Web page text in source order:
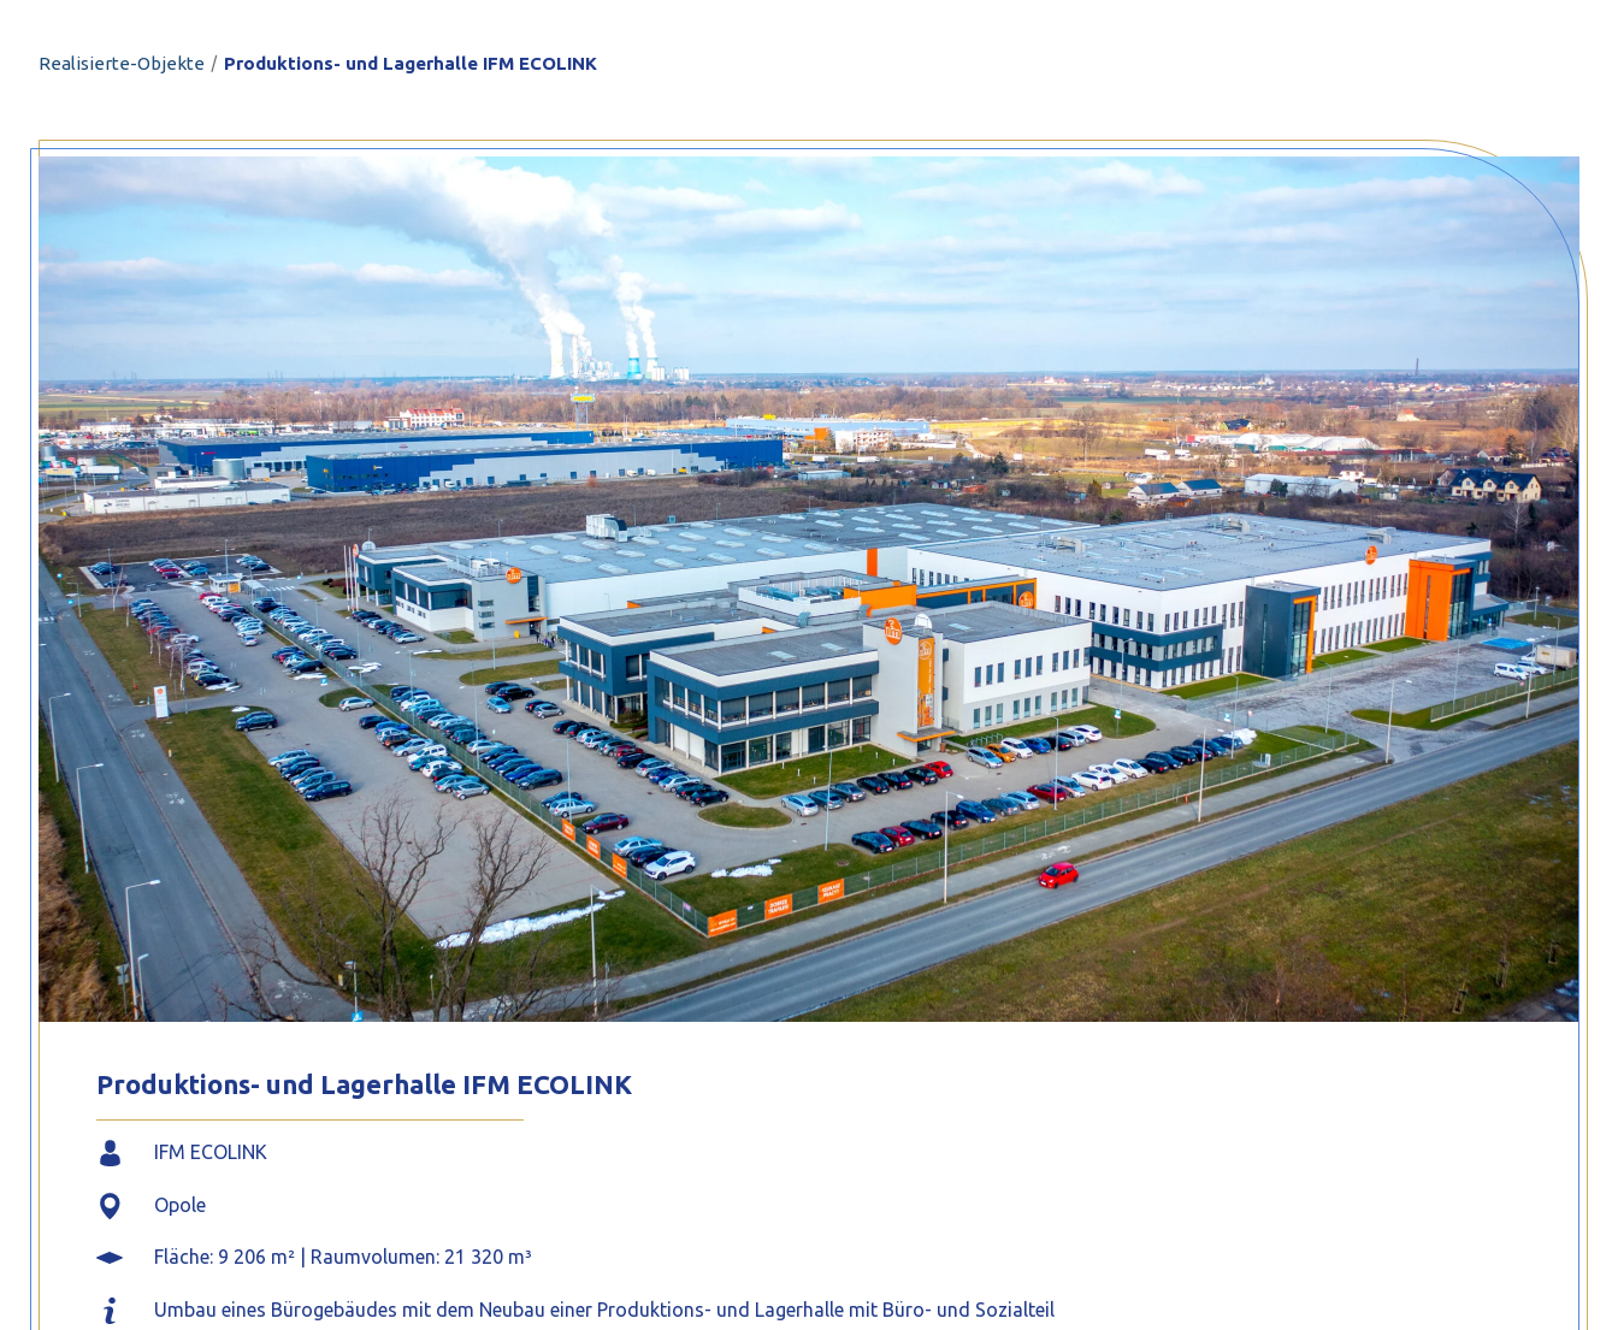
Realisierte-Objekte / Produktions- und Lagerhalle IFM ECOLINK
Produktions- und Lagerhalle IFM ECOLINK
IFM ECOLINK
Opole
Fläche: 9 206 m² | Raumvolumen: 21 320 m³
Umbau eines Bürogebäudes mit dem Neubau einer Produktions- und Lagerhalle mit Büro- und Sozialteil